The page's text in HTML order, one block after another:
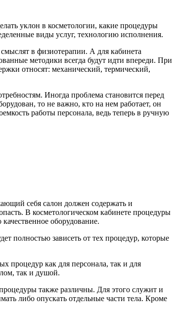
уклон в косметологии, какие процедуры
виды услуг, технологию исполнения.
в физиотерапии. А для кабинета
методики всегда будут идти впереди. При
относят: механический, термический,
Иногда проблема становится перед
то не важно, кто на нем работает, он
работы персонала, ведь теперь в ручную
себя салон должен содержать и
В косметологическом кабинете процедуры
оборудование.
полностью зависеть от тех процедур, которые
процедур как для персонала, так и для
так и душой.
также различны. Для этого служит и
либо опускать отдельные части тела. Кроме